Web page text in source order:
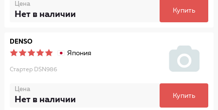
Цена
Нет в наличии Купить
DENSO
Япония
Стартер DSN986
Цена
Нет в наличии Купить